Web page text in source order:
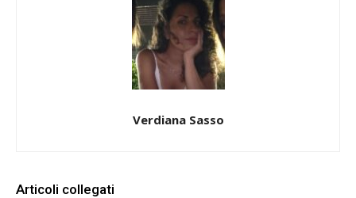
Verdiana Sasso
Articoli collegati